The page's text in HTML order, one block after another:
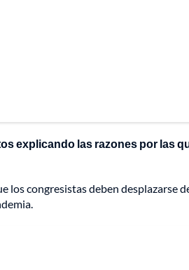
explicando las razones por las
los congresistas deben desplazarse